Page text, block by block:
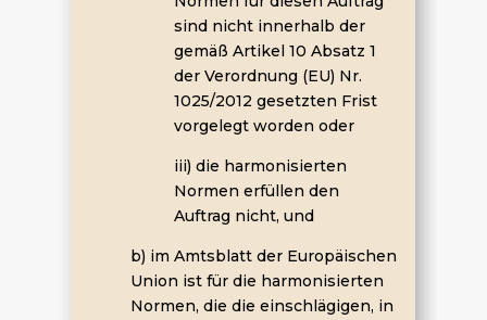
sind nicht innerhalb der
gemäß Artikel 10 Absatz 1
der Verordnung (EU) Nr.
1025/2012 gesetzten Frist
vorgelegt worden oder
iii) die harmonisierten
Normen erfüllen den
Auftrag nicht, und
b) im Amtsblatt der Europäischen
Union ist für die harmonisierten
Normen, die die einschlägigen, in